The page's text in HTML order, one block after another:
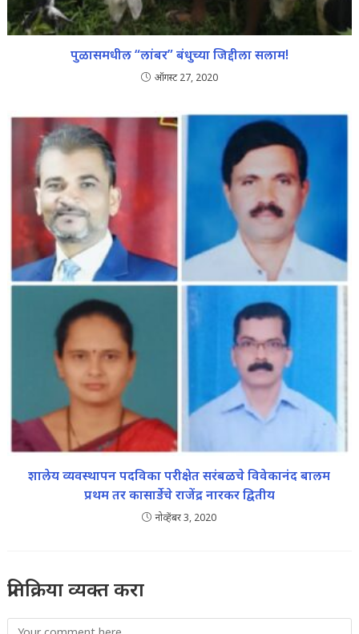
पुळासमधील “लांबर” बंधुच्या जिद्दीला सलाम!
ऑगस्ट 27, 2020
शालेय व्यवस्थापन पदविका परीक्षेत सरंबळचे विवेकानंद बालम
प्रथम तर कासार्डेचे राजेंद्र नारकर द्वितीय
नोव्हेंबर 3, 2020
प्रतिक्रिया व्यक्त करा
Comment